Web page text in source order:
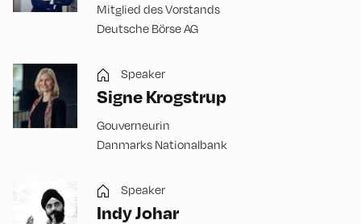
Mitglied des Vorstands
Deutsche Börse AG
Speaker
Signe Krogstrup
Gouverneurin
Danmarks Nationalbank
Speaker
Indy Johar